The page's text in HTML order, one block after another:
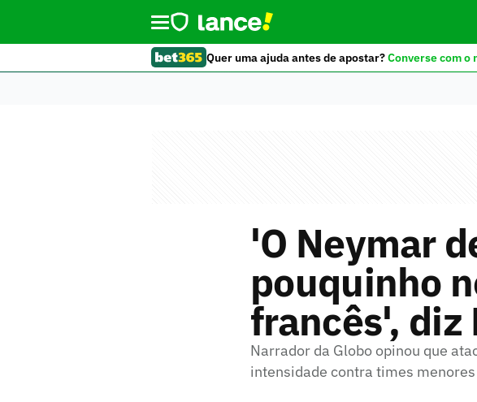
Quer uma ajuda antes de apostar?Converse com o
'O Neymar
pouquinho
francês', diz
Narrador da Globo opinou que
intensidade contra times